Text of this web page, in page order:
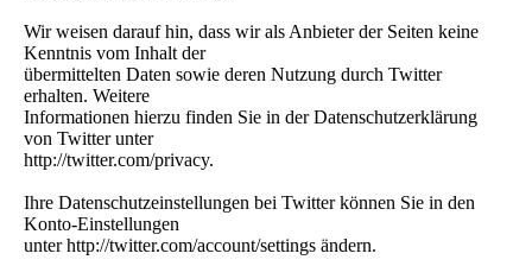
Wir weisen darauf hin, dass wir als Anbieter der Seiten keine
Kenntnis vom Inhalt der
übermittelten Daten sowie deren Nutzung durch Twitter
erhalten. Weitere
Informationen hierzu finden Sie in der Datenschutzerklärung
von Twitter unter
http://twitter.com/privacy.
Ihre Datenschutzeinstellungen bei Twitter können Sie in den
Konto-Einstellungen
unter http://twitter.com/account/settings ändern.